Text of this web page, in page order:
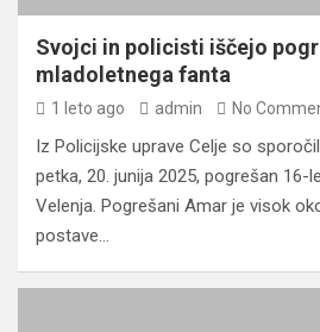
Svojci in policisti iščejo
mladoletnega fanta
1 leto ago admin No
Iz Policijske uprave Celje so
petka, 20. junija 2025, pogrešan 16-
Velenja. Pogrešani Amar je visok
postave…